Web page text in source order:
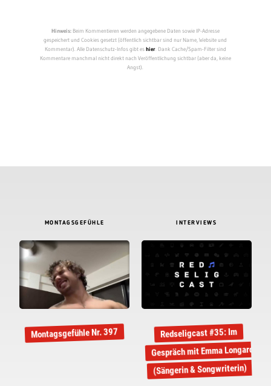
Hinweis:Beim Kommentieren werden angegebene Daten sowie IP-Adresse
gespeichert und Cookies gesetzt (öffentlich sichtbar sind nur Name, Website und
Kommentar). Alle Datenschutz-Infos gibt eshier. Dank Cache/Spam-Filter sind
Kommentare manchmal nicht direkt nach Veröffentlichung sichtbar (aber da, keine
Angst).
MONTAGSGEFÜHLE
Montagsgefühle Nr. 397
INTERVIEWS
Redseligcast #35: Im
Gespräch mit Emma Longard
(Sängerin & Songwriterin)